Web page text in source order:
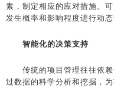
素，制定相应的应对措施。
发生概率和影响程度进行动
智能化的决策支持
传统的项目管理往往依赖
过数据的科学分析和挖掘，